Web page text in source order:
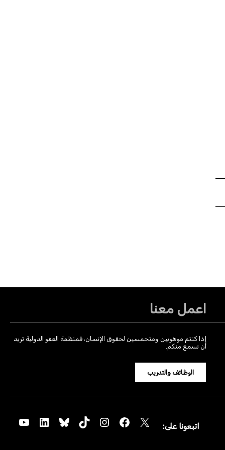
اعمل معنا
إذا كنتم موهوبين ومتحمسين لحقوق الإنسان، فمنظمة العفو الدولية تريد
أن تسمع منكم.
الوظائف والتدريب
اتبعونا على: X
Facebook
Instagram
TikTok
Bluesky
LinkedIn
YouTube